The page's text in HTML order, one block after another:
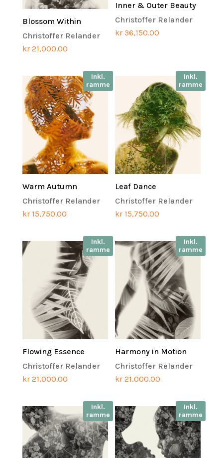
Blossom Within
Christoffer Relander
kr21,000.00
Inner & Outer Beauty
Christoffer Relander
kr 36,150.00
Inkl.
ramme
Warm Autumn
Christoffer Relander
kr15,750.00
Inkl.
ramme
Leaf Dance
Christoffer Relander
kr 15,750.00
Inkl.
ramme
Flowing Essence
Christoffer Relander
kr21,000.00
Inkl.
ramme
Harmony in Motion
Christoffer Relander
kr 21,000.00
Inkl.
ramme
Inkl.
ramme